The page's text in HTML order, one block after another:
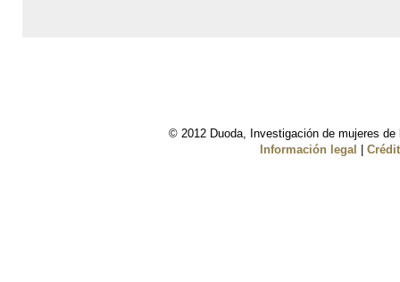
© 2012 Duoda, Investigación de mujeres
Información legal